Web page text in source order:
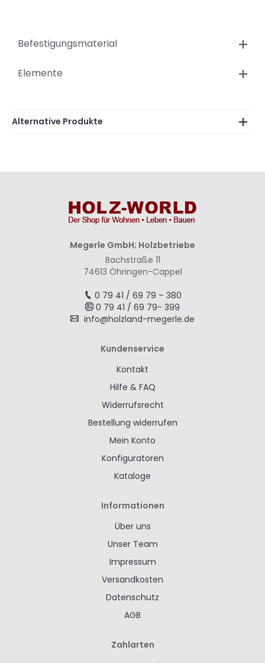
Befestigungsmaterial
Elemente
Alternative Produkte
Megerle GmbH; Holzbetriebe
Bachstraße 11
74613 Öhringen-Cappel
0 79 41 / 69 79 – 380
0 79 41 / 69 79- 399
info@holzland-megerle.de
Kundenservice
Kontakt
Hilfe & FAQ
Widerrufsrecht
Bestellung widerrufen
Mein Konto
Konfiguratoren
Kataloge
Informationen
Über uns
Unser Team
Impressum
Versandkosten
Datenschutz
AGB
Zahlarten